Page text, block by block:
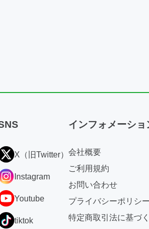
X（旧Twitter）
Instagram
Youtube
tiktok
インフォメーショ
会社概要
ご利用規約
お問い合わせ
プライバシーポリシー
特定商取引法に基づ